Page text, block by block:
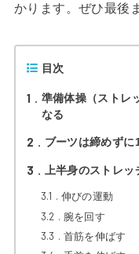
かります。ぜひ最後
目次
1
準備体操（ストレ
なる
2 ブーツは締めずに
3 上半身のストレッ
3.1 伸びの運動
3.2 腕を回す
3.3 首筋を伸ばす